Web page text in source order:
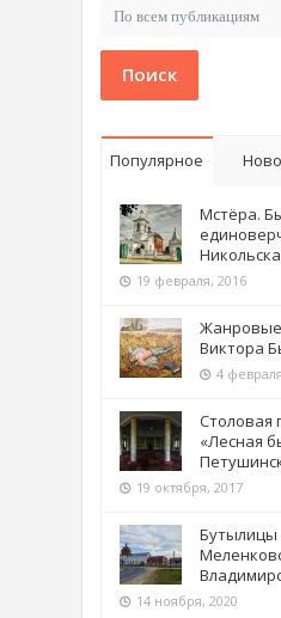
Поиск
Популярное
Мстёра.
19 февраля, 2016
Виктора
4
Столовая
«Лесная
19 октября, 2017
Бутылицы
14 ноября, 2020